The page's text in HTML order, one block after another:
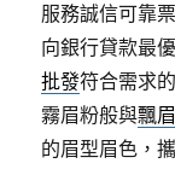
服務誠信可靠
向銀行貸款最
批發符合需求
霧眉粉般與飄
的眉型眉色，